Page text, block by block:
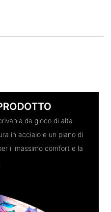
da gioco di alta
in acciaio e un piano di
il massimo comfort e la